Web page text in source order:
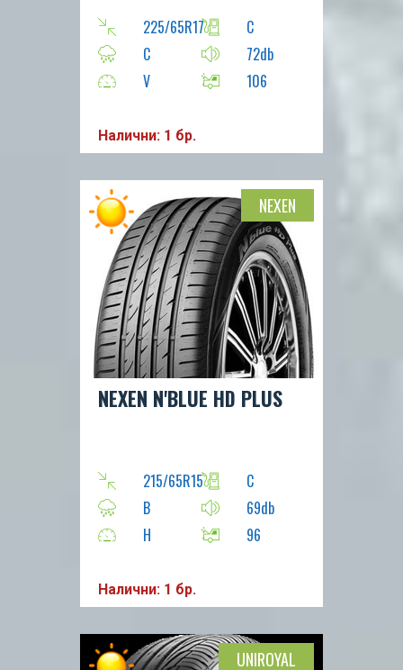
225/65R17
C
C
72db
V
106
Налични: 1 бр.
NEXEN N'BLUE HD PLUS
215/65R15
C
B
69db
H
96
Налични: 1 бр.
NEXEN
UNIROYAL